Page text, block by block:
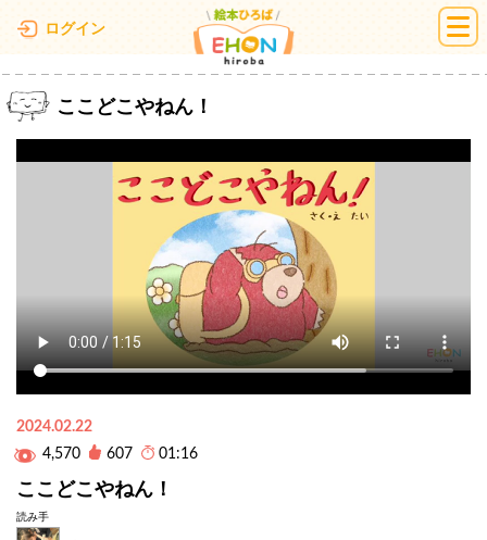
ログイン 絵本ひろば
ここどこやねん！
2024.02.22
4,570
607 01:16
ここどこやねん！
読み手